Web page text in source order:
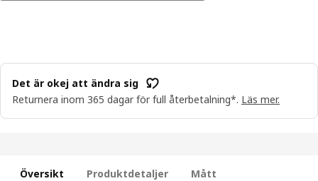
Det är okej att ändra sig
Returnera inom 365 dagar för full återbetalning*. Läs mer.
Översikt Produktdetaljer Mått